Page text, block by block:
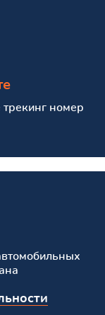
трекинг номер